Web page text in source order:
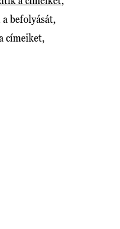
befolyását,
címeiket,